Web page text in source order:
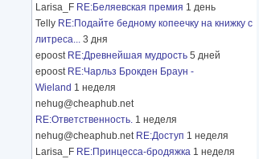
Larisa_F RE:Беляевская премия 1 день
Telly RE:Подайте бедному копеечку на книжку с
литреса... 3 дня
epoost RE:Древнейшая мудрость 5 дней
epoost RE:Чарльз Брокден Браун -
Wieland 1 неделя
nehug@cheaphub.net
RE:Ответственность. 1 неделя
nehug@cheaphub.net RE:Доступ 1 неделя
Larisa_F RE:Принцесса-бродяжка 1 неделя